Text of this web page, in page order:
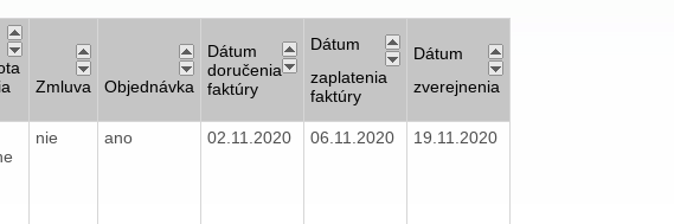
Zmluva Objednávka
Dátum
doručenia
faktúry
Dátum
zaplatenia
faktúry
Dátum
zverejnenia
nie ano 02.11.2020 06.11.2020 19.11.2020